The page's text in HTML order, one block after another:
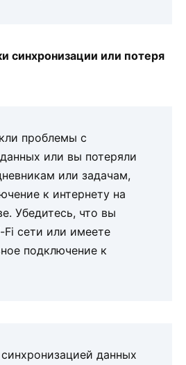
синхронизации или потеря
проблемы с
или вы потеряли
или задачам,
к интернету на
Убедитесь, что вы
сети или имеете
подключение к
данных